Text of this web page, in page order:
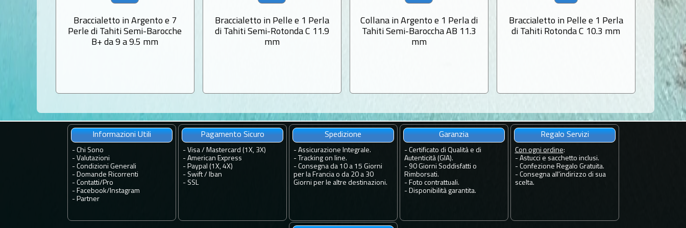
Braccialetto in Argento e 7
Perle di Tahiti Semi-Barocche
B+ da 9 a 9.5 mm
Braccialetto in Pelle e 1 Perla
di Tahiti Semi-Rotonda C 11.9
mm
Collana in Argento e 1 Perla di
Tahiti Semi-Baroccha AB 11.3
mm
Braccialetto in Pelle e 1 Perla
di Tahiti Rotonda C 10.3 mm
Informazioni Utili
- Chi Sono
- Valutazioni
- Condizioni Generali
- Domande Ricorrenti
- Contatti/ Pro
- Facebook/ Instagram
- Partner
Pagamento Sicuro
- Visa / Mastercard (1X, 3X)
- American Express
- Paypal (1X, 4X)
- Swift / Iban
- SSL
Spedizione
- Assicurazione Integrale.
- Tracking on line.
- Consegna da 10 a 15 Giorni
per la Francia o da 20 a 30
Giorni per le altre destinazioni.
Garanzia
- Certificato di Qualità e di
Autenticità (GIA).
- 90 Giorni Soddisfatti o
Rimborsati.
- Foto contrattuali.
- Disponibilità garantita.
Regalo Servizi
Con ogni ordine:
- Astucci e sacchetto inclusi.
- Confezione Regalo Gratuita.
- Consegna all'indirizzo di sua
scelta.